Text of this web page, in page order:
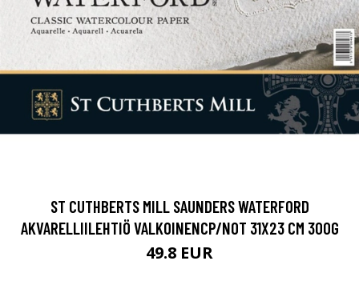
ST CUTHBERTS MILL SAUNDERS WATERFORD
AKVARELLIILEHTIÖ VALKOINENCP/NOT 31X23 CM 300G
49.8 EUR